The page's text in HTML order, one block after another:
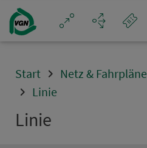
Navigation überspringen
Start Netz & Fahrpläne
Linie
Linie